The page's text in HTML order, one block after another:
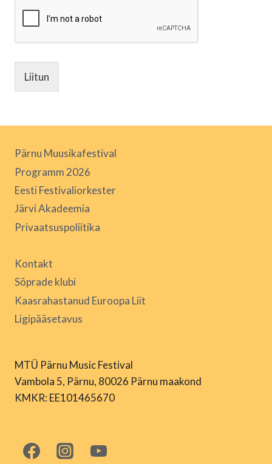
Liitun
Pärnu Muusikafestival
Programm 2026
Eesti Festivaliorkester
Järvi Akadeemia
Privaatsuspoliitika
Kontakt
Sõprade klubi
Kaasrahastanud Euroopa Liit
Ligipääsetavus
MTÜ Pärnu Music Festival
Vambola 5, Pärnu, 80026 Pärnu maakond
KMKR: EE101465670